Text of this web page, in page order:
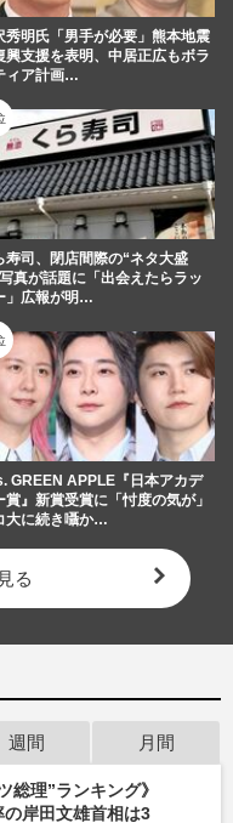
秀明氏「男手が必要」熊本地震
興支援を表明、中居正広もボラ
ィア計画…
寿司、閉店間際の“ネタ大盛
真が話題に「出会えたらラッ
」広報が明…
GREEN APPLE『日本アカデ
賞』新賞受賞に「忖度の気が」
大に続き囁か…
る
週間 月間
総理”ランキング》
岸田文雄首相は3